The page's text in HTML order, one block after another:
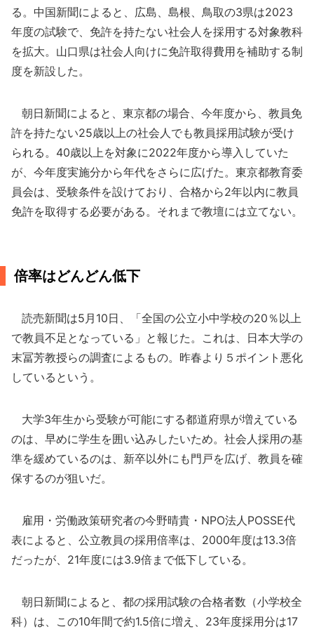
る。中国新聞によると、広島、島根、鳥取の3県は2023
年度の試験で、免許を持たない社会人を採用する対象教科
を拡大。山口県は社会人向けに免許取得費用を補助する制
度を新設した。
朝日新聞によると、東京都の場合、今年度から、教員免
許を持たない25歳以上の社会人でも教員採用試験が受け
られる。40歳以上を対象に2022年度から導入していた
が、今年度実施分から年代をさらに広げた。東京都教育委
員会は、受験条件を設けており、合格から2年以内に教員
免許を取得する必要がある。それまで教壇には立てない。
倍率はどんどん低下
読売新聞は5月10日、「全国の公立小中学校の20％以上
で教員不足となっている」と報じた。これは、日本大学の
末冨芳教授らの調査によるもの。昨春より５ポイント悪化
しているという。
大学3年生から受験が可能にする都道府県が増えている
のは、早めに学生を囲い込みしたいため。社会人採用の基
準を緩めているのは、新卒以外にも門戸を広げ、教員を確
保するのが狙いだ。
雇用・労働政策研究者の今野晴貴・NPO法人POSSE代
表によると、公立教員の採用倍率は、2000年度は13.3倍
だったが、21年度には3.9倍まで低下している。
朝日新聞によると、都の採用試験の合格者数（小学校全
科）は、この10年間で約1.5倍に増え、23年度採用分は17